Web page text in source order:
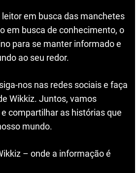
em busca das manchetes
em busca de conhecimento, o
para se manter informado e
ao seu redor.
nos nas redes sociais e faça
Wikkiz. Juntos, vamos
compartilhar as histórias que
mundo.
– onde a informação é